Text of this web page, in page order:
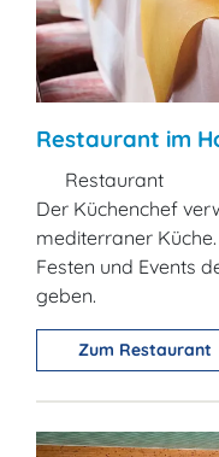
Restaurant im
Restaurant
Der Küchenchef
mediterraner
Festen und Events
geben.
Zum Restaurant